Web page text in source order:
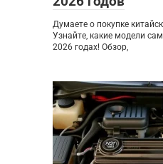
Думаете о покупке
Узнайте, какие модели
2026 годах! Обзор,